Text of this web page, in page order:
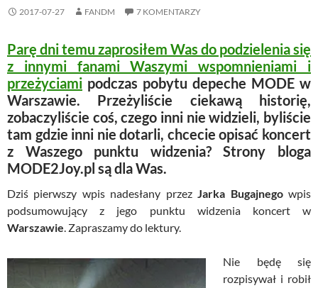
2017-07-27 FANDM 7 KOMENTARZY
Parę dni temu zaprosiłem Was do podzielenia się
z innymi fanami Waszymi wspomnieniami i
przeżyciami podczas pobytu depeche MODE w
Warszawie. Przeżyliście ciekawą historię,
zobaczyliście coś, czego inni nie widzieli, byliście
tam gdzie inni nie dotarli, chcecie opisać koncert
z Waszego punktu widzenia? Strony bloga
MODE2Joy.pl są dla Was.
Dziś pierwszy wpis nadesłany przezJarka Bugajnegowpis
podsumowujący z jego punktu widzenia koncert w
Warszawie. Zapraszamy do lektury.
Nie będę się
rozpisywał i robił